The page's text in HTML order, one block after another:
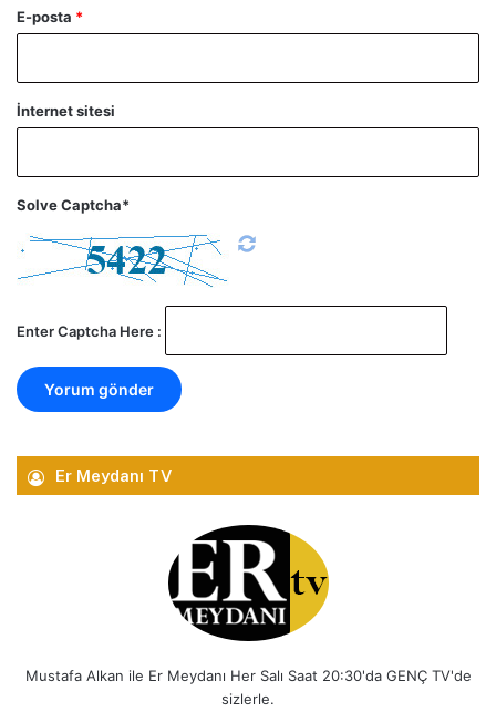
E-posta *
İnternet sitesi
Solve Captcha*
Enter Captcha Here :
Er Meydanı TV
Mustafa Alkan ile Er Meydanı Her Salı Saat 20:30'da GENÇ TV'de
sizlerle.